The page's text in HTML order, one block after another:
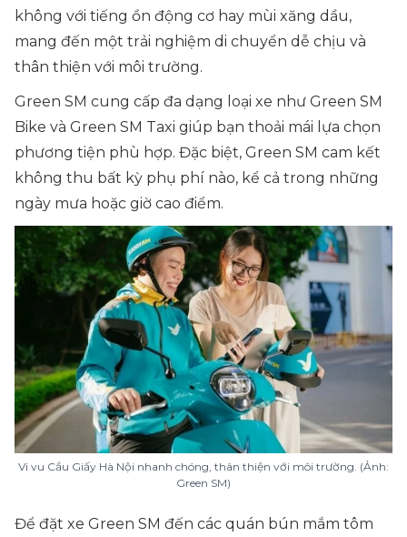
không với tiếng ồn động cơ hay mùi xăng dầu,
mang đến một trải nghiệm di chuyển dễ chịu và
thân thiện với môi trường.
Green SM cung cấp đa dạng loại xe như Green SM
Bike và Green SM Taxi giúp bạn thoải mái lựa chọn
phương tiện phù hợp. Đặc biệt, Green SM cam kết
không thu bất kỳ phụ phí nào, kể cả trong những
ngày mưa hoặc giờ cao điểm.
Vi vu Cầu Giấy Hà Nội nhanh chóng, thân thiện với môi trường. (Ảnh:
Green SM)
Để đặt xe Green SM đến các quán bún mắm tôm